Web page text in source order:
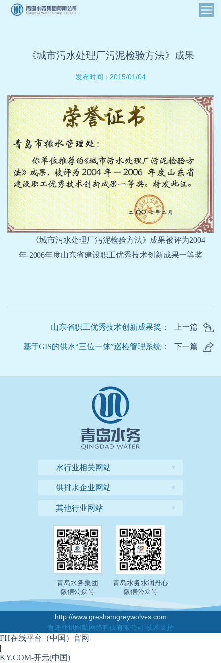
《城市污水处理厂污泥检验方法》成果
发布时间： 2015/01/04
《城市污水处理厂污泥检验方法》成果被评为2004
年-2006年度山东省建设职工优秀技术创新成果一等奖
山东省职工优秀技术创新成果奖： 上一篇
基于GIS的供水“三位一体”巡检管理系统： 下一篇
水行业相关网站 ▼
供排水企业网站 ▼
其他行业网站 ▼
青岛水务集团
微信公众号
青岛水务水润丹心
微信公众号
http://www.greshamgreywolves.com
青岛亚讯图航网络科技有限公司 技术支持
FH在线平台（中国）官网
|
KY.COM-开元(中国)